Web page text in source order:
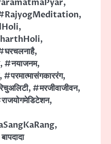
,
,
,
,
,
,#नयाजनम,
,#परमात्मासंगकाररंग,
,#मरजीवाजीवन,
,
,
बापदादा